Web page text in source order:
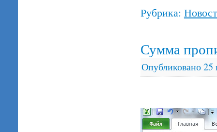
Рубрика:
Сумма
Опубликовано25